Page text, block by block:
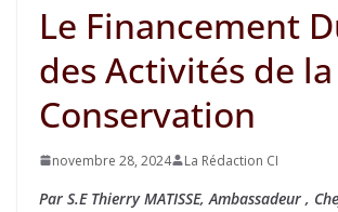
Le Financement
des Activités de la
Conservation
novembre 28, 2024 La Rédaction CI
Par S.E Thierry MATISSE, Ambassadeur ,